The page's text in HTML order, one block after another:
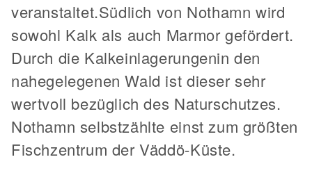
veranstaltet.Südlich von Nothamn wird
sowohl Kalk als auch Marmor gefördert.
Durch die Kalkeinlagerungenin den
nahegelegenen Wald ist dieser sehr
wertvoll bezüglich des Naturschutzes.
Nothamn selbstzählte einst zum größten
Fischzentrum der Väddö-Küste.